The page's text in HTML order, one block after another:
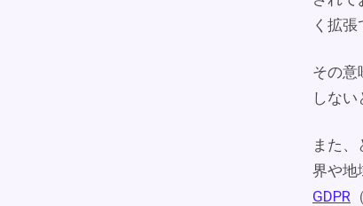
く拡張
その意
しない
また
界や地
GDPR